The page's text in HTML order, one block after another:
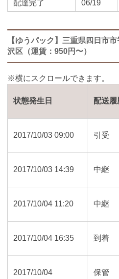
配達完了 06/19
【ゆうパック】三重県四日市
沢区（運賃：950円〜）
状態発生日 配送履
2017/10/03 09:00 引受
2017/10/03 14:39 中継
2017/10/04 11:20 中継
2017/10/04 16:35 到着
2017/10/04 保管